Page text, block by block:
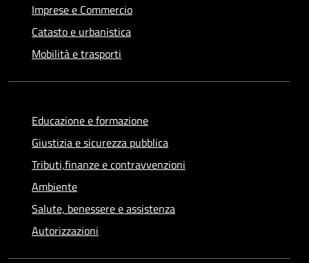
Imprese e Commercio
Catasto e urbanistica
Mobilità e trasporti
Educazione e formazione
Giustizia e sicurezza pubblica
Tributi,finanze e contravvenzioni
Ambiente
Salute, benessere e assistenza
Autorizzazioni